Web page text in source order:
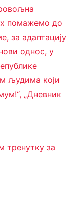
помажемо до
за адаптацију
однос, у
људима који
„Дневник
тренутку за